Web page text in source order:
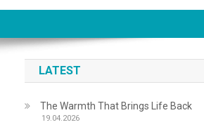
LATEST
The Warmth That Brings Life Back
19.04.2026